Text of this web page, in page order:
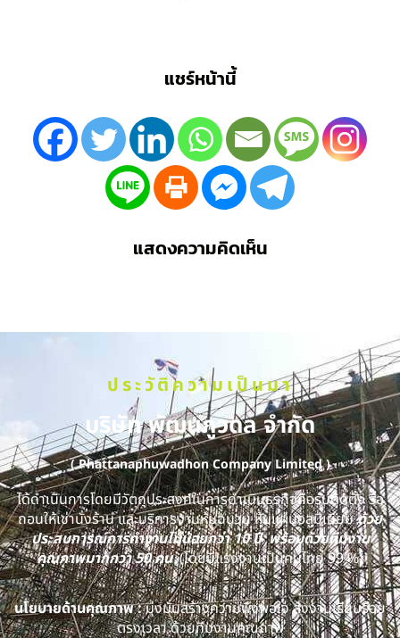
แชร์หน้านี้
แสดงความคิดเห็น
ประวัติความเป็นมา
บริษัท พัฒนภูวดล จำกัด
( Phattanaphuwadhon Company Limited )
ได้ดำเนินการโดยมีวัตถุประสงค์ในการดำเนินธุรกิจคือรับติดตั้ง รื้อ
ถอนให้เช่านั่งร้าน และบริการงานหุ้มฉนวน หุ้มแผ่นอลูมิเนียมด้วย
ประสบการณ์การทำงานไม่น้อยกว่า 10 ปี พร้อมด้วยทีมงาน
คุณภาพมากกว่า 50 คน(โดยมีแรงงานเป็นคนไทย 99 %)
นโยบายด้านคุณภาพ :มุ่งมั่นสร้างความพึงพอใจ ส่งงานเรียบร้อย
ตรงเวลา ด้วยทีมงานคุณภาพ